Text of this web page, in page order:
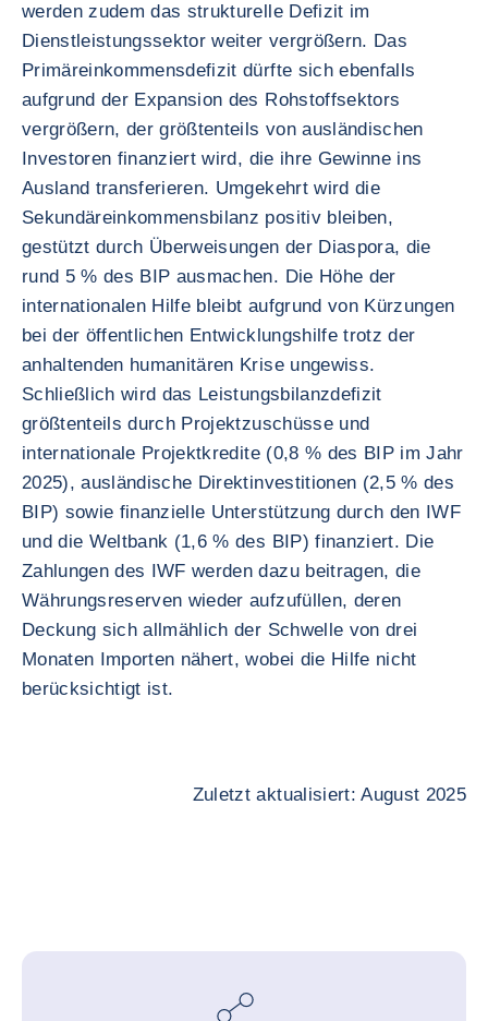
werden zudem das strukturelle Defizit im
Dienstleistungssektor weiter vergrößern. Das
Primäreinkommensdefizit dürfte sich ebenfalls
aufgrund der Expansion des Rohstoffsektors
vergrößern, der größtenteils von ausländischen
Investoren finanziert wird, die ihre Gewinne ins
Ausland transferieren. Umgekehrt wird die
Sekundäreinkommensbilanz positiv bleiben,
gestützt durch Überweisungen der Diaspora, die
rund 5 % des BIP ausmachen. Die Höhe der
internationalen Hilfe bleibt aufgrund von Kürzungen
bei der öffentlichen Entwicklungshilfe trotz der
anhaltenden humanitären Krise ungewiss.
Schließlich wird das Leistungsbilanzdefizit
größtenteils durch Projektzuschüsse und
internationale Projektkredite (0,8 % des BIP im Jahr
2025), ausländische Direktinvestitionen (2,5 % des
BIP) sowie finanzielle Unterstützung durch den IWF
und die Weltbank (1,6 % des BIP) finanziert. Die
Zahlungen des IWF werden dazu beitragen, die
Währungsreserven wieder aufzufüllen, deren
Deckung sich allmählich der Schwelle von drei
Monaten Importen nähert, wobei die Hilfe nicht
berücksichtigt ist.
Zuletzt aktualisiert: August 2025